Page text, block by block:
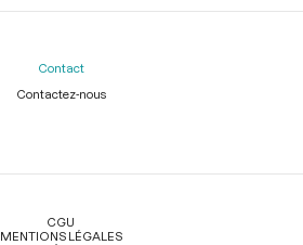
Contact
Contactez-nous
CGU
MENTIONS LÉGALES